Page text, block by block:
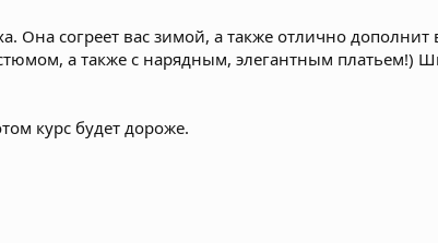
Она согреет вас зимой, а также отлично дополнит
а также с нарядным, элегантным платьем!)
курс будет дороже.